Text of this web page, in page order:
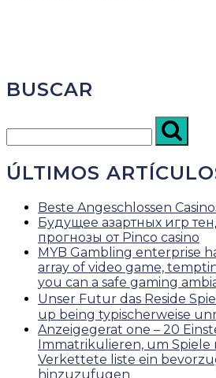
BUSCAR
ÚLTIMOS
Beste Angeschlossen
Будущее азартных игр
прогнозы от Pinco casino
MYB Gambling enterprise
array of video game,
you can a safe gaming
Unser Futur das Reside
up being typischerweise
Anzeigegerat one – 20
Immatrikulieren, um Spiele
Verkettete liste ein
hinzuzufugen